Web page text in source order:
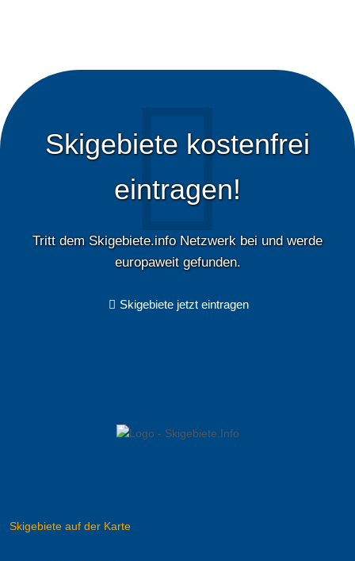
Skigebiete kostenfrei
eintragen!
Tritt dem Skigebiete.info Netzwerk bei und werde
europaweit gefunden.
Skigebiete jetzt eintragen
Skigebiete auf der Karte